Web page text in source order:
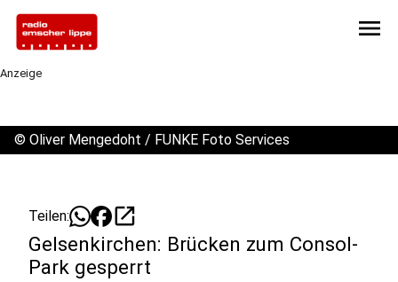
menu
Anzeige
© Oliver Mengedoht / FUNKE Foto Services
Teilen: open_in_new
Gelsenkirchen: Brücken zum Consol-
Park gesperrt